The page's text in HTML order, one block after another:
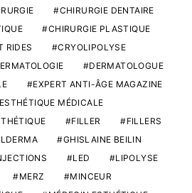
CHIRURGIE DENTAIRE
CHIRURGIE PLASTIQUE
RIDES
CRYOLIPOLYSE
DERMATOLOGUE
EXPERT ANTI-ÂGE MAGAZINE
MÉDICALE
FILLER
FILLERS
GHISLAINE BEILIN
LED
LIPOLYSE
MERZ
MINCEUR